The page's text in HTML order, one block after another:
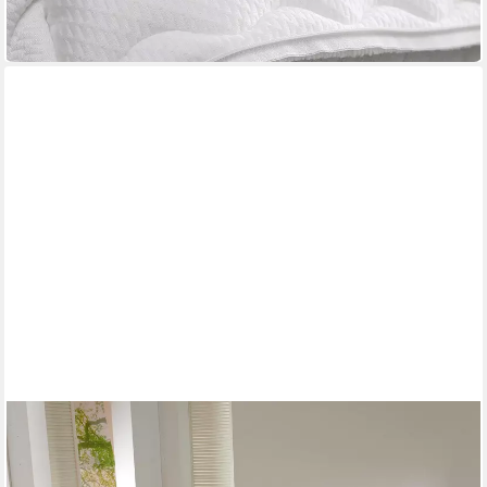
-39%
in 3-4 Werktagen bei dir
BETTWARENSHOP
Spannbettlaken Topper Spannbetttuch
Mehrere Größen